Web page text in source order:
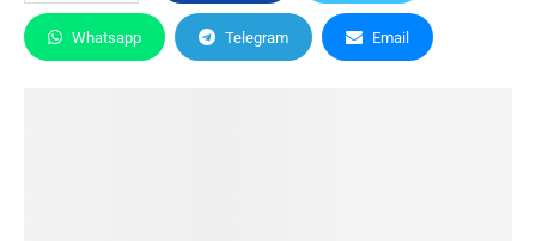
Whatsapp Telegram Email